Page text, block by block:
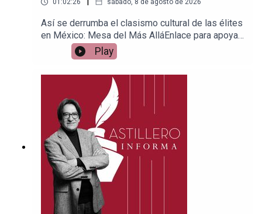
01:02:26 sábado, 8 de agosto de 2026
Así se derrumba el clasismo cultural de las élites
en México: Mesa del Más AlláEnlace para apoyar
Patreon:https://www.patreon.com/julioastilleroEnl
ace para hacer donaciones vía
PayPal:https://www.paypal.me/julioastilleroCuent
a para hacer transferencias a cuenta BBVA a
nombre de Julio Hernández López:
1539408017CLABE: 012 320 01539408017
2Tienda:https://julioastillerotienda.com/
Play